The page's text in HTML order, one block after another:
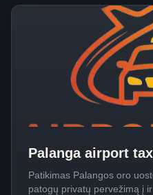
Palanga airport
Patikimas Palangos oro
patogų privatų pervežimą į